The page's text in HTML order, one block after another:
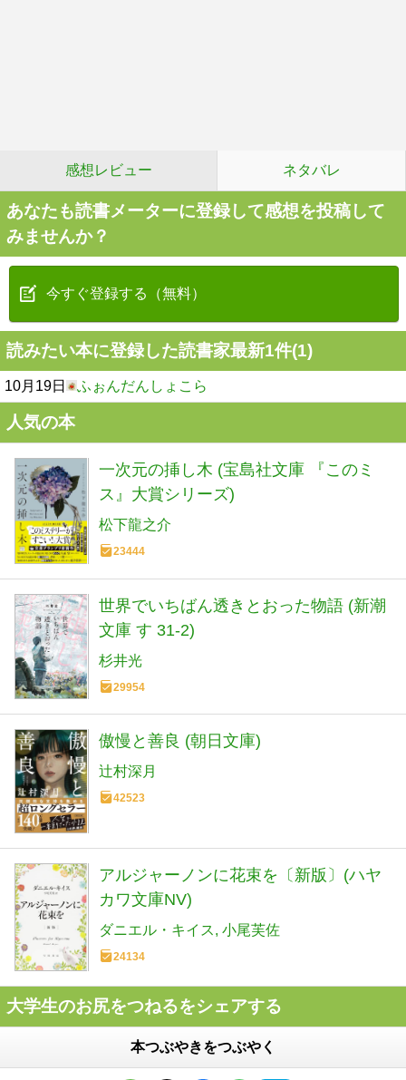
感想レビュー ネタバレ
あなたも読書メーターに登録して感想を投稿して
みませんか？
今すぐ登録する（無料）
読みたい本に登録した読書家最新1件(1)
10月19日 ふぉんだんしょこら
人気の本
一次元の挿し木 (宝島社文庫 『このミ
ス』大賞シリーズ)
松下龍之介
23444
世界でいちばん透きとおった物語 (新潮
文庫 す 31-2)
杉井光
29954
傲慢と善良 (朝日文庫)
辻村深月
42523
アルジャーノンに花束を〔新版〕(ハヤ
カワ文庫NV)
ダニエル・キイス 小尾芙佐
24134
大学生のお尻をつねるをシェアする
本つぶやきをつぶやく